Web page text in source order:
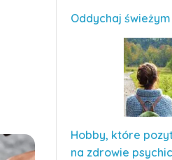
Oddychaj
Hobby, które
na zdrowie